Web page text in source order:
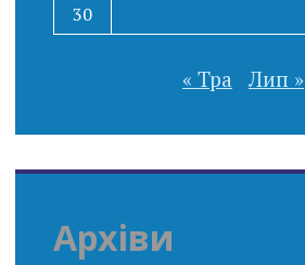
30
« Тра Лип »
Архіви